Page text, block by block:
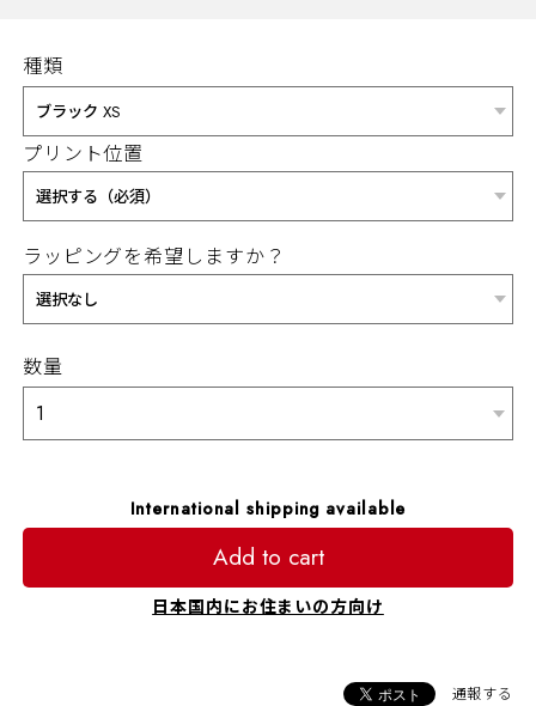
種類
プリント位置
ラッピングを希望しますか？
数量
International shipping available
Add to cart
日本国内にお住まいの方向け
通報する